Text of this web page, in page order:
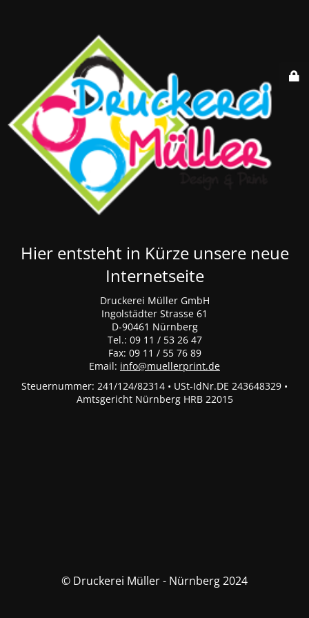
Hier entsteht in Kürze unsere neue
Internetseite
Druckerei Müller GmbH
Ingolstädter Strasse 61
D-90461 Nürnberg
Tel.: 09 11 / 53 26 47
Fax: 09 11 / 55 76 89
Email: info@muellerprint.de
Steuernummer: 241/124/82314 • USt-IdNr.DE 243648329 •
Amtsgericht Nürnberg HRB 22015
© Druckerei Müller - Nürnberg 2024